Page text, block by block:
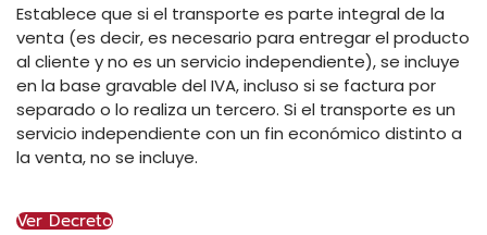
Establece que si el transporte es parte integral de la
venta (es decir, es necesario para entregar el producto
al cliente y no es un servicio independiente), se incluye
en la base gravable del IVA, incluso si se factura por
separado o lo realiza un tercero. Si el transporte es un
servicio independiente con un fin económico distinto a
la venta, no se incluye.
Ver Decreto